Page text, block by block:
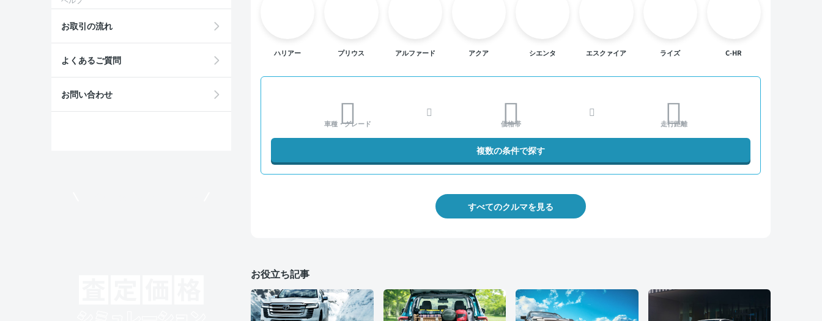
ハリアー プリウス アルファード アクア シエンタ エスクァイア ライズ C-HR
車種・グレード 価格帯 走行距離
複数の条件で探す
すべてのクルマを見る
お役立ち記事
お取引の流れ
よくあるご質問
お問い合わせ